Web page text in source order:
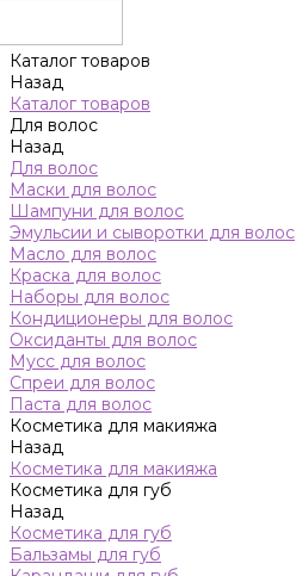
Каталог товаров
Назад
Каталог товаров
Для волос
Назад
Для волос
Маски для волос
Шампуни для волос
Эмульсии и сыворотки для волос
Масло для волос
Краска для волос
Наборы для волос
Кондиционеры для волос
Оксиданты для волос
Мусс для волос
Спреи для волос
Паста для волос
Косметика для макияжа
Назад
Косметика для макияжа
Косметика для губ
Назад
Косметика для губ
Бальзамы для губ